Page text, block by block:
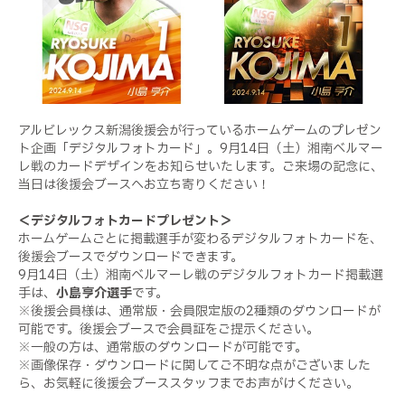
アルビレックス新潟後援会が行っているホームゲームのプレゼン
ト企画「デジタルフォトカード」。9月14日（土）湘南ベルマー
レ戦のカードデザインをお知らせいたします。ご来場の記念に、
当日は後援会ブースへお立ち寄りください！
＜デジタルフォトカードプレゼント＞
ホームゲームごとに掲載選手が変わるデジタルフォトカードを、
後援会ブースでダウンロードできます。
9月14日（土）湘南ベルマーレ戦のデジタルフォトカード掲載選
手は、 小島亨介選手です。
※後援会員様は、通常版・会員限定版の2種類のダウンロードが
可能です。後援会ブースで会員証をご提示ください。
※一般の方は、通常版のダウンロードが可能です。
※画像保存・ダウンロードに関してご不明な点がございました
ら、お気軽に後援会ブーススタッフまでお声がけください。